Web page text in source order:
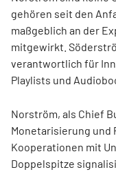
gehören seit den
maßgeblich an der
mitgewirkt.
verantwortlich für
Playlists und
Norström, als Chief
Monetarisierung und
Kooperationen mit
Doppelspitze